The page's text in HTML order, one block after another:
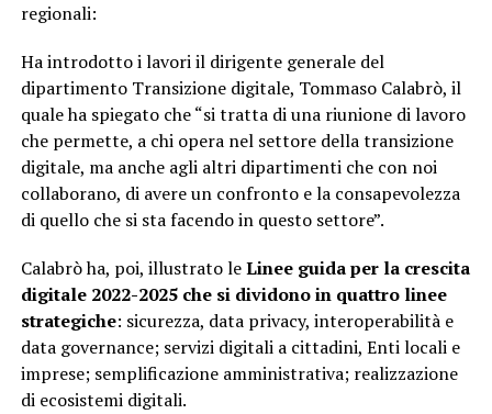
regionali:
Ha introdotto i lavori il dirigente generale del
dipartimento Transizione digitale, Tommaso Calabrò, il
quale ha spiegato che “si tratta di una riunione di lavoro
che permette, a chi opera nel settore della transizione
digitale, ma anche agli altri dipartimenti che con noi
collaborano, di avere un confronto e la consapevolezza
di quello che si sta facendo in questo settore”.
Calabrò ha, poi, illustrato leLinee guida per la crescita
digitale 2022-2025 che si dividono in quattro linee
strategiche: sicurezza, data privacy, interoperabilità e
data governance; servizi digitali a cittadini, Enti locali e
imprese; semplificazione amministrativa; realizzazione
di ecosistemi digitali.